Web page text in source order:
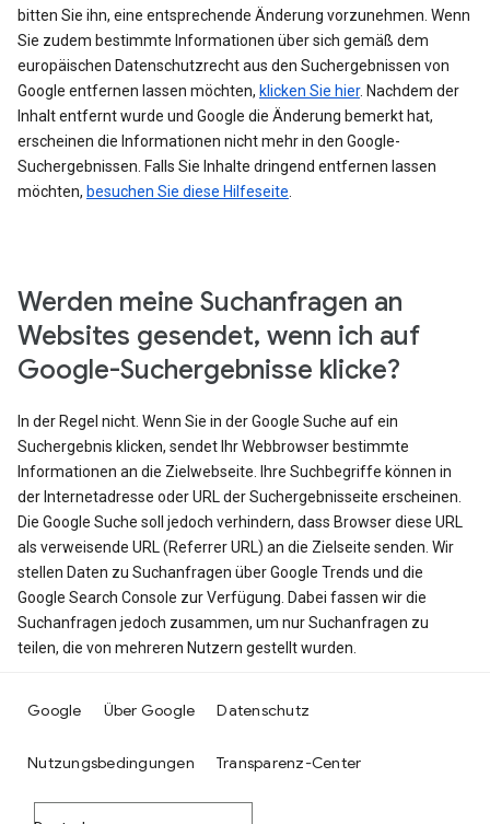
bitten Sie ihn, eine entsprechende Änderung vorzunehmen. Wenn
Sie zudem bestimmte Informationen über sich gemäß dem
europäischen Datenschutzrecht aus den Suchergebnissen von
Google entfernen lassen möchten, klicken Sie hier. Nachdem der
Inhalt entfernt wurde und Google die Änderung bemerkt hat,
erscheinen die Informationen nicht mehr in den Google-
Suchergebnissen. Falls Sie Inhalte dringend entfernen lassen
möchten, besuchen Sie diese Hilfeseite
Werden meine Suchanfragen an
Websites gesendet, wenn ich auf
Google-Suchergebnisse klicke?
In der Regel nicht. Wenn Sie in der Google Suche auf ein
Suchergebnis klicken, sendet Ihr Webbrowser bestimmte
Informationen an die Zielwebseite. Ihre Suchbegriffe können in
der Internetadresse oder URL der Suchergebnisseite erscheinen.
Die Google Suche soll jedoch verhindern, dass Browser diese URL
als verweisende URL (Referrer URL) an die Zielseite senden. Wir
stellen Daten zu Suchanfragen über Google Trends und die
Google Search Console zur Verfügung. Dabei fassen wir die
Suchanfragen jedoch zusammen, um nur Suchanfragen zu
teilen, die von mehreren Nutzern gestellt wurden.
Google Über Google Datenschutz
Nutzungsbedingungen Transparenz-Center